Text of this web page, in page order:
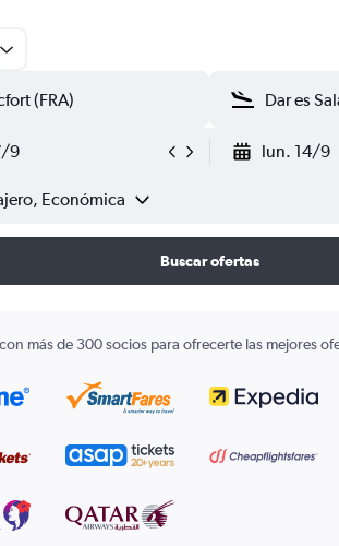
9 lun. 14/9
Económica
Buscar ofertas
más de 300 socios para ofrecerte las mejores